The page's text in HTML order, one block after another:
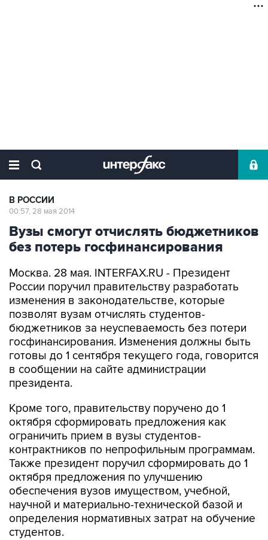
В РОССИИ
00:57, 28 мая 2014
Вузы смогут отчислять бюджетников
без потерь госфинансирования
Москва. 28 мая. INTERFAX.RU - Президент
России поручил правительству разработать
изменения в законодательстве, которые
позволят вузам отчислять студентов-
бюджетников за неуспеваемость без потери
госфинансирования. Изменения должны быть
готовы до 1 сентября текущего года, говорится
в сообщении на сайте администрации
президента.
Кроме того, правительству поручено до 1
октября сформировать предложения как
ограничить прием в вузы студентов-
контрактников по непрофильным программам.
Также президент поручил сформировать до 1
октября предложения по улучшению
обеспечения вузов имуществом, учебной,
научной и материально-технической базой и
определения нормативных затрат на обучение
студентов.